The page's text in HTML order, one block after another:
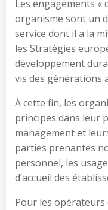
Les engagements «
organisme sont un
service dont il a la
les Stratégies
développement
vis des générations
À cette fin, les
principes dans leur
management et
parties prenantes
personnel, les
d’accueil des
Pour les opérateurs